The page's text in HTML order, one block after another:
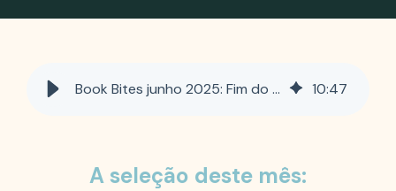
Book Bites junho 2025: Fim do status quo 10:47
A seleção deste mês: